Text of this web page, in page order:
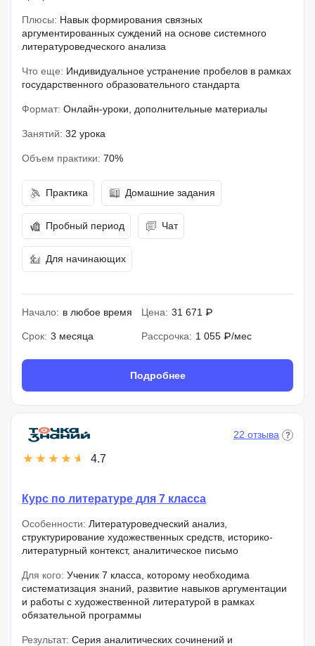
Плюсы: Навык формирования связных
аргументированных суждений на основе системного
литературоведческого анализа
Что еще: Индивидуальное устранение пробелов в рамках
государственного образовательного стандарта
Формат: Онлайн-уроки, дополнительные материалы
Занятий: 32 урока
Объем практики: 70%
Практика Домашние задания
Пробный период Чат
Для начинающих
Начало: в любое время Цена: 31 671 ₽
Срок: 3 месяца Рассрочка: 1 055 ₽/мес
Подробнее
4.7
22 отзыва
Курс по литературе для 7 класса
Особенности: Литературоведческий анализ,
структурирование художественных средств, историко-
литературный контекст, аналитическое письмо
Для кого: Ученик 7 класса, которому необходима
систематизация знаний, развитие навыков аргументации
и работы с художественной литературой в рамках
обязательной программы
Результат: Серия аналитических сочинений и